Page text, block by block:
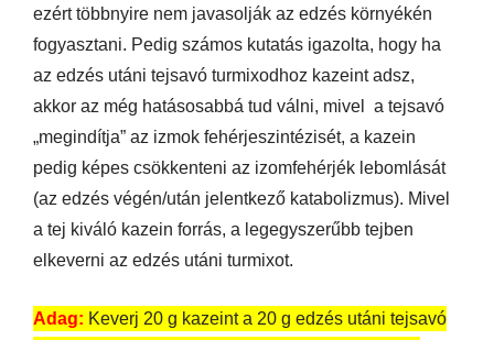
ezért többnyire nem javasolják az edzés környékén
fogyasztani. Pedig számos kutatás igazolta, hogy ha
az edzés utáni tejsavó turmixodhoz kazeint adsz,
akkor az még hatásosabbá tud válni, mivel
a tejsavó
„megindítja” az izmok fehérjeszintézisét, a kazein
pedig képes csökkenteni az izomfehérjék lebomlását
(az edzés végén/után jelentkező katabolizmus). Mivel
a tej kiváló kazein forrás, a legegyszerűbb tejben
elkeverni az edzés utáni turmixot.
Adag: Keverj 20 g kazeint a 20 g edzés utáni tejsavó